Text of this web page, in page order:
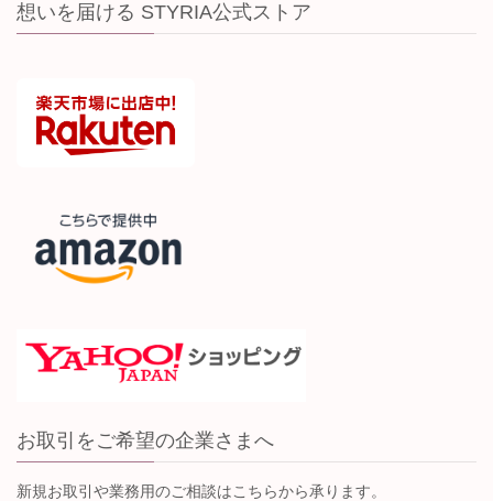
想いを届ける STYRIA公式ストア
お取引をご希望の企業さまへ
新規お取引や業務用のご相談はこちらから承ります。